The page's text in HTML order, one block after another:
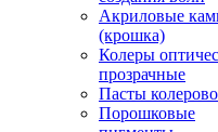
Акриловые
(крошка)
Колеры
прозрачные
Пасты
Порошковые